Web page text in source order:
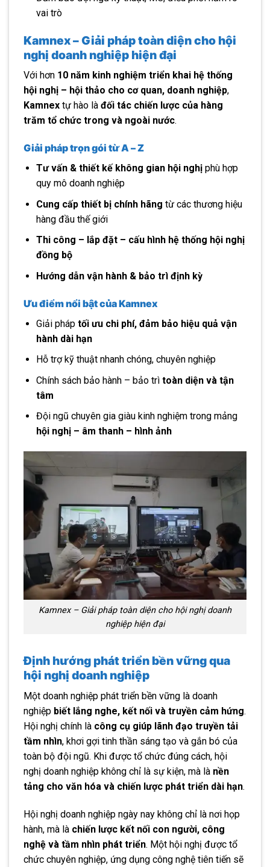
vai trò
Kamnex – Giải pháp toàn diện cho hội
nghị doanh nghiệp hiện đại
Với hơn 10 năm kinh nghiệm triển khai hệ thống
hội nghị – hội thảo cho cơ quan, doanh nghiệp,
Kamnex tự hào là đối tác chiến lược của hàng
trăm tổ chức trong và ngoài nước.
Giải pháp trọn gói từ A – Z
Tư vấn & thiết kế không gian hội nghịphù hợp
quy mô doanh nghiệp
Cung cấp thiết bị chính hãng từ các thương hiệu
hàng đầu thế giới
Thi công – lắp đặt – cấu hình hệ thống hội nghị
đồng bộ
Hướng dẫn vận hành & bảo trì định kỳ
Ưu điểm nổi bật của Kamnex
Giải pháp tối ưu chi phí, đảm bảo hiệu quả vận
hành dài hạn
Hỗ trợ kỹ thuật nhanh chóng, chuyên nghiệp
Chính sách bảo hành – bảo trì toàn diện và tận
tâm
Đội ngũ chuyên gia giàu kinh nghiệm trong mảng
hội nghị – âm thanh – hình ảnh
Kamnex – Giải pháp toàn diện cho hội nghị doanh
nghiệp hiện đại
Định hướng phát triển bền vững qua
hội nghị doanh nghiệp
Một doanh nghiệp phát triển bền vững là doanh
nghiệp biết lắng nghe, kết nối và truyền cảm hứng.
Hội nghị chính là công cụ giúp lãnh đạo truyền tải
tầm nhìn, khơi gợi tinh thần sáng tạo và gắn bó của
toàn bộ đội ngũ. Khi được tổ chức đúng cách, hội
nghị doanh nghiệp không chỉ là sự kiện, mà là nền
tảng cho văn hóa và chiến lược phát triển dài hạn.
Hội nghị doanh nghiệp ngày nay không chỉ là nơi họp
hành, mà là chiến lược kết nối con người, công
nghệ và tầm nhìn phát triển. Một hội nghị được tổ
chức chuyên nghiệp, ứng dụng công nghệ tiên tiến sẽ